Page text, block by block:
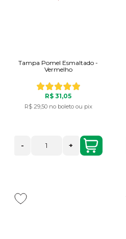
Tampa Pomel Esmaltado -
Vermelho
R$ 31,05
R$ 29,50 no boleto ou pix
- +